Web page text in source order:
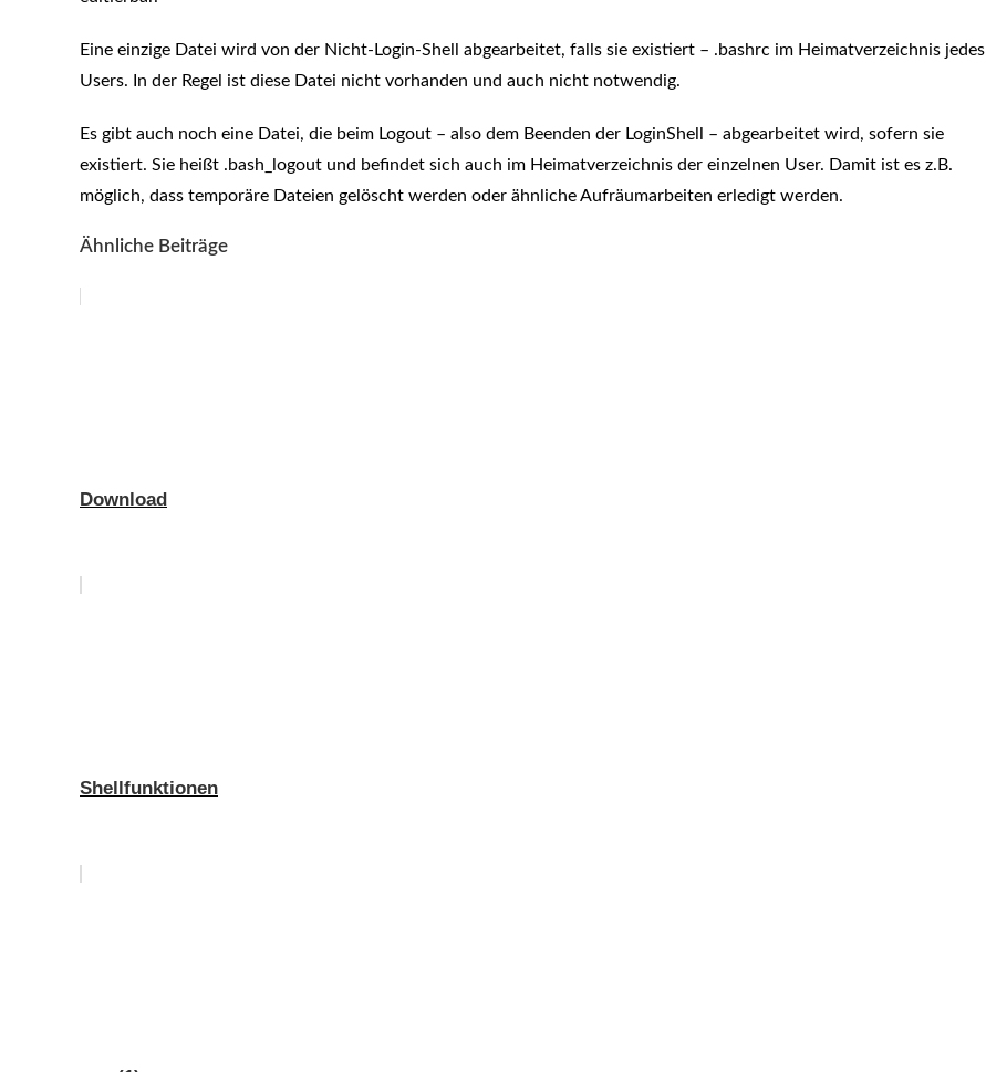
Eine einzige Datei wird von der Nicht-Login-Shell abgearbeitet, falls sie existiert – .bashrc im Heimatverzeichnis jedes
Users. In der Regel ist diese Datei nicht vorhanden und auch nicht notwendig.
Es gibt auch noch eine Datei, die beim Logout – also dem Beenden der LoginShell – abgearbeitet wird, sofern sie
existiert. Sie heißt .bash_logout und befindet sich auch im Heimatverzeichnis der einzelnen User. Damit ist es z.B.
möglich, dass temporäre Dateien gelöscht werden oder ähnliche Aufräumarbeiten erledigt werden.
Ähnliche Beiträge
Download
Shellfunktionen